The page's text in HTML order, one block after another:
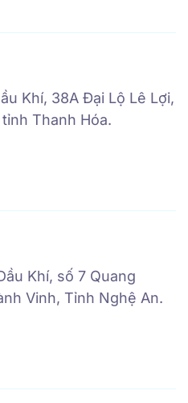
Khí, 38A Đại Lộ Lê Lợi,
Thanh Hóa.
Khí, số 7 Quang
Vinh, Tỉnh Nghệ An.